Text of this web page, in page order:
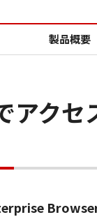
製品概要
アク
Browser